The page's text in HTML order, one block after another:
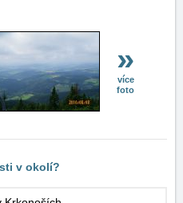
»
více
foto
v okolí?